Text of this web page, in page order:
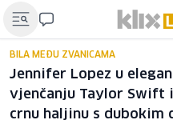
BILA MEĐU ZVANICAMA
Jennifer Lopez u
vjenčanju Taylor Swift
crnu haljinu s dubokim